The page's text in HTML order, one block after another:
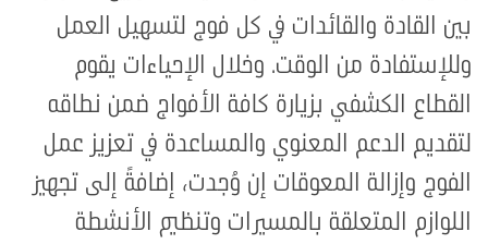
بين القادة والقائدات في كل فوج لتسهيل العمل
وللإستفادة من الوقت. وخلال الإحياءات يقوم
القطاع الكشفي بزيارة كافة الأفواج ضمن نطاقه
لتقديم الدعم المعنوي والمساعدة في تعزيز عمل
الفوج وإزالة المعوقات إن وُجدت، إضافةً إلى تجهيز
اللوازم المتعلقة بالمسيرات وتنظيم الأنشطة